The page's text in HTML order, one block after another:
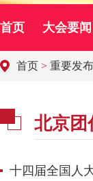
首页 大会要闻
首页 > 重要发布
北京团
十四届全国人